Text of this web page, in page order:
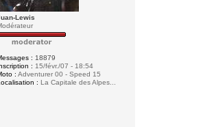
Lewis
: 18879
: 15/févr./07 - 18:54
: Adventurer 00 - Speed 15
: La Capitale des Alpes...